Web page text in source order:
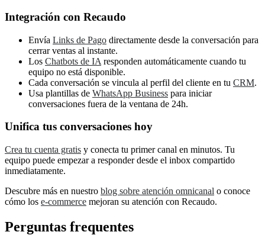
Integración con Recaudo
Envía Links de Pago directamente desde la conversación para
cerrar ventas al instante.
Los Chatbots de IA responden automáticamente cuando tu
equipo no está disponible.
Cada conversación se vincula al perfil del cliente en tu CRM.
Usa plantillas de WhatsApp Business para iniciar
conversaciones fuera de la ventana de 24h.
Unifica tus conversaciones hoy
Crea tu cuenta gratis y conecta tu primer canal en minutos. Tu
equipo puede empezar a responder desde el inbox compartido
inmediatamente.
Descubre más en nuestro blog sobre atención omnicanal o conoce
cómo los e-commerce mejoran su atención con Recaudo.
Perguntas frequentes